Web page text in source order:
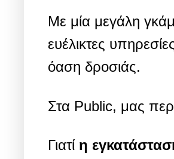
Mε μία μεγάλη
ευέλικτες
όαση δροσιάς.
Στα Public, μας
Γιατί η